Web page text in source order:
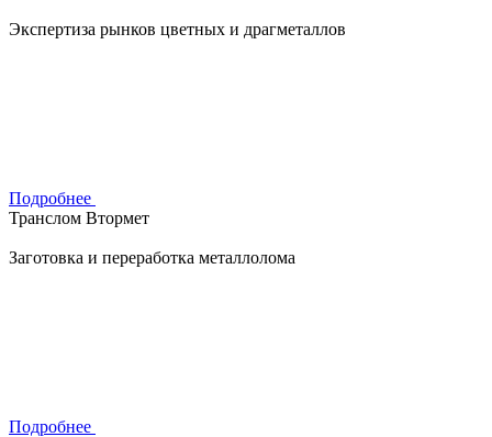
Экспертиза рынков цветных и драгметаллов
Подробнее
Транслом Втормет
Заготовка и переработка металлолома
Подробнее